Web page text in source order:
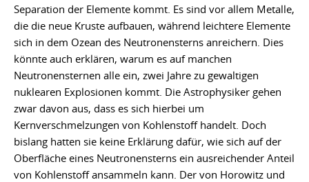
Separation der Elemente kommt. Es sind vor allem Metalle,
die die neue Kruste aufbauen, während leichtere Elemente
sich in dem Ozean des Neutronensterns anreichern. Dies
könnte auch erklären, warum es auf manchen
Neutronensternen alle ein, zwei Jahre zu gewaltigen
nuklearen Explosionen kommt. Die Astrophysiker gehen
zwar davon aus, dass es sich hierbei um
Kernverschmelzungen von Kohlenstoff handelt. Doch
bislang hatten sie keine Erklärung dafür, wie sich auf der
Oberfläche eines Neutronensterns ein ausreichender Anteil
von Kohlenstoff ansammeln kann. Der von Horowitz und